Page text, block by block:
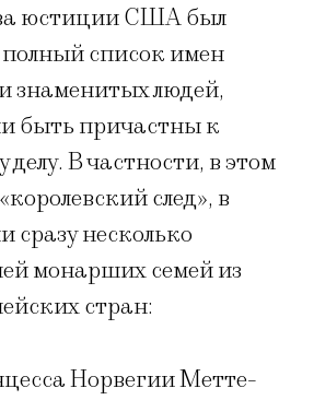
юстиции США был
список имен
знаменитых людей,
быть причастны к
делу. В частности, в этом
след», в
сразу несколько
монарших семей из
стран:
Норвегии Метте-